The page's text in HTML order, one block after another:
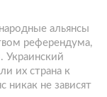
альянсы
референдума,
Украинский
их страна к
никак не зависят